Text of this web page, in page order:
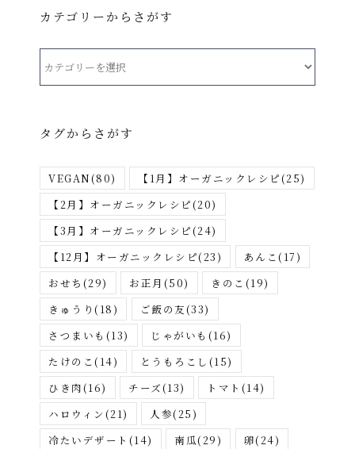
カテゴリーからさがす
ー
ら
が
す
タグからさがす
VEGAN(80) 【1月】オーガニックレシピ(25)
【2月】オーガニックレシピ(20)
【3月】オーガニックレシピ(24)
【12月】オーガニックレシピ(23) あんこ(17)
おせち (29) お正月 (50) きのこ (19)
きゅうり (18) ご飯の友(33)
さつまいも (13) じゃがいも (16)
たけのこ(14) とうもろこし (15)
ひき肉(16) チーズ(13) トマト (14)
ハロウィン(21) 人参(25)
冷たいデザート (14) 南瓜(29) 卵(24)